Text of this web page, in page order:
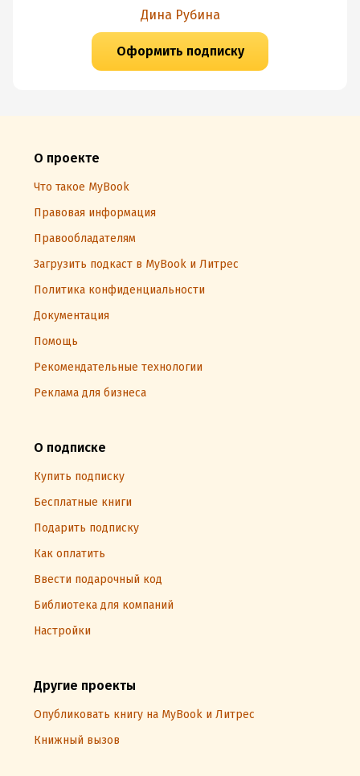
Дина Рубина
Оформить подписку
О проекте
Что такое MyBook
Правовая информация
Правообладателям
Загрузить подкаст в MyBook и Литрес
Политика конфиденциальности
Документация
Помощь
Рекомендательные технологии
Реклама для бизнеса
О подписке
Купить подписку
Бесплатные книги
Подарить подписку
Как оплатить
Ввести подарочный код
Библиотека для компаний
Настройки
Другие проекты
Опубликовать книгу на MyBook и Литрес
Книжный вызов